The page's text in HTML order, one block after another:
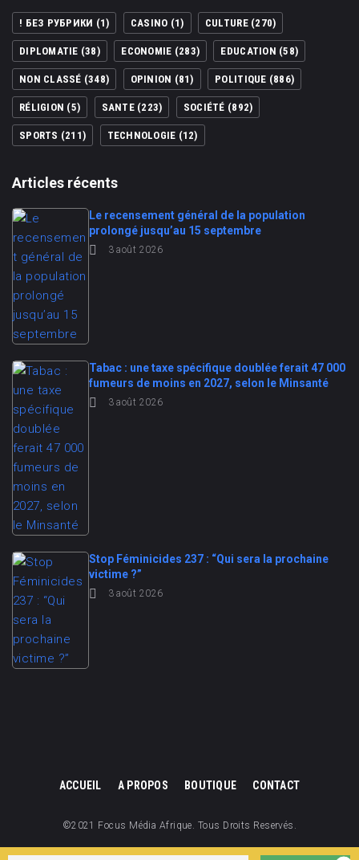
! БЕЗ РУБРИКИ (1) CASINO (1) CULTURE(270)
DIPLOMATIE (38) ECONOMIE (283) EDUCATION (58)
NON CLASSÉ (348) OPINION (81) POLITIQUE (886)
RÉLIGION (5) SANTE(223) SOCIÉTÉ (892)
SPORTS (211) TECHNOLOGIE (12)
Articles récents
Le recensement général de la population
prolongé jusqu’au 15 septembre
3 août 2026
Tabac : une taxe spécifique doublée ferait 47 000
fumeurs de moins en 2027, selon le Minsanté
3 août 2026
Stop Féminicides 237 : “Qui sera la prochaine
victime ?”
3 août 2026
ACCUEIL A PROPOS BOUTIQUE CONTACT
©2021 Focus Média Afrique. Tous Droits Reservés.